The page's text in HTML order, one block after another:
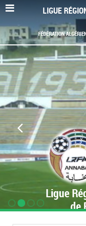
LIGUE
Ligue
de